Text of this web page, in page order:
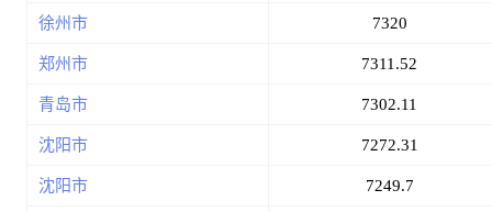
徐州市 7320
郑州市 7311.52
青岛市 7302.11
沈阳市 7272.31
沈阳市 7249.7